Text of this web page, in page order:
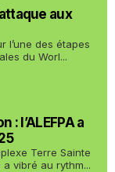
aux
l’une des étapes
du Worl...
: l’ALEFPA a
Terre Sainte
vibré au rythm...